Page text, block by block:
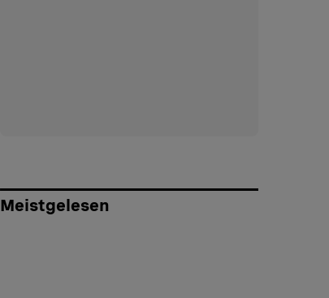
Meistgelesen